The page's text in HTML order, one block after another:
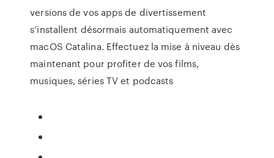
versions de vos apps de divertissement
s’installent désormais automatiquement avec
macOS Catalina. Effectuez la mise à niveau dès
maintenant pour profiter de vos films,
musiques, séries TV et podcasts